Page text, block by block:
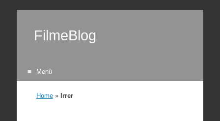
FilmeBlog
Menü
Home» Irrer